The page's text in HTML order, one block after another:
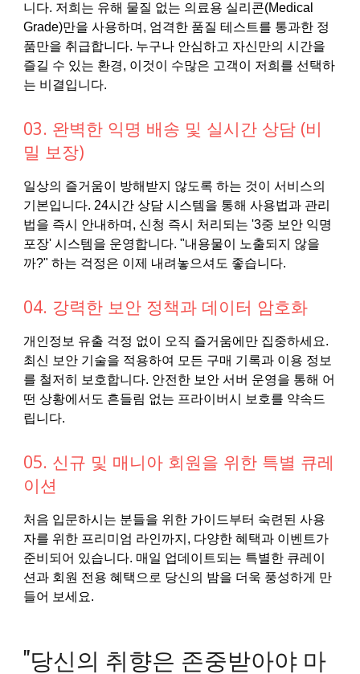
니다. 저희는 유해 물질 없는 의료용 실리콘(Medical
Grade)만을 사용하며, 엄격한 품질 테스트를 통과한 정
품만을 취급합니다. 누구나 안심하고 자신만의 시간을
즐길 수 있는 환경, 이것이 수많은 고객이 저희를 선택하
는 비결입니다.
03. 완벽한 익명 배송 및 실시간 상담 (비
밀 보장)
일상의 즐거움이 방해받지 않도록 하는 것이 서비스의
기본입니다. 24시간 상담 시스템을 통해 사용법과 관리
법을 즉시 안내하며, 신청 즉시 처리되는 '3중 보안 익명
포장' 시스템을 운영합니다. "내용물이 노출되지 않을
까?" 하는 걱정은 이제 내려놓으셔도 좋습니다.
04. 강력한 보안 정책과 데이터 암호화
개인정보 유출 걱정 없이 오직 즐거움에만 집중하세요.
최신 보안 기술을 적용하여 모든 구매 기록과 이용 정보
를 철저히 보호합니다. 안전한 보안 서버 운영을 통해 어
떤 상황에서도 흔들림 없는 프라이버시 보호를 약속드
립니다.
05. 신규 및 매니아 회원을 위한 특별 큐레
이션
처음 입문하시는 분들을 위한 가이드부터 숙련된 사용
자를 위한 프리미엄 라인까지, 다양한 혜택과 이벤트가
준비되어 있습니다. 매일 업데이트되는 특별한 큐레이
션과 회원 전용 혜택으로 당신의 밤을 더욱 풍성하게 만
들어 보세요.
"당신의 취향은 존중받아야 마